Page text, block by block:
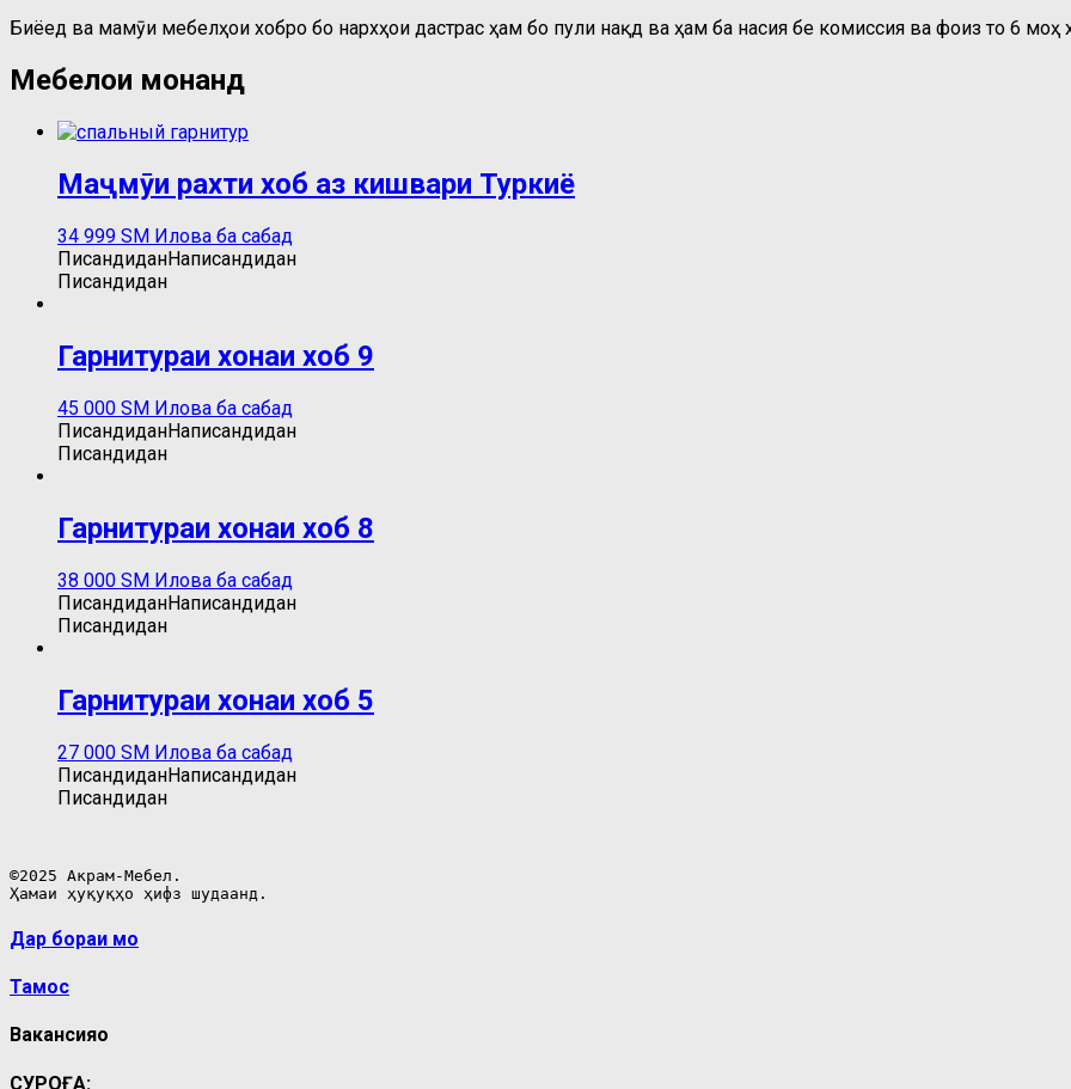
Биёед ва маҷмӯи мебелҳои хобро бо нархҳои дастрас ҳам бо пули нақд ва ҳам ба насия бе комиссия ва фоиз то 6 моҳ
Мебелҳои монанд
Маҷмӯи рахти хоб аз кишвари Туркиё
34 999 ЅМ Илова ба сабад
ПисандиданНаписандидан
Писандидан
Гарнитураи хонаи хоб 9
45 000 ЅМ Илова ба сабад
ПисандиданНаписандидан
Писандидан
Гарнитураи хонаи хоб 8
38 000 ЅМ Илова ба сабад
ПисандиданНаписандидан
Писандидан
Гарнитураи хонаи хоб 5
27 000 ЅМ Илова ба сабад
ПисандиданНаписандидан
Писандидан
©2025 Акрам-Мебел.
Ҳамаи ҳуқуқҳо ҳифз шудаанд.
Дар бораи мо
Тамос
Вакансияҳо
СУРОҒА: